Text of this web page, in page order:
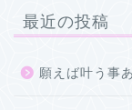
最近の投稿
願えば叶う事